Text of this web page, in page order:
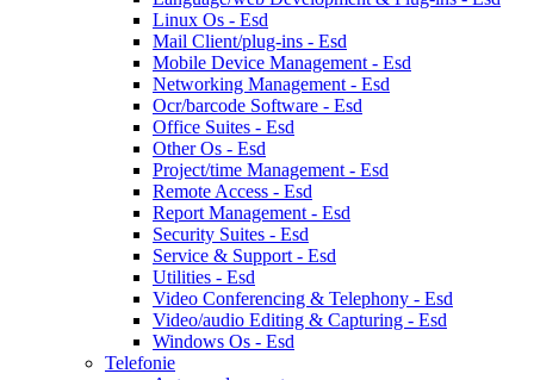
Linux Os - Esd
Mail Client/plug-ins - Esd
Mobile Device Management - Esd
Networking Management - Esd
Ocr/barcode Software - Esd
Office Suites - Esd
Other Os - Esd
Project/time Management - Esd
Remote Access - Esd
Report Management - Esd
Security Suites - Esd
Service & Support - Esd
Utilities - Esd
Video Conferencing & Telephony - Esd
Video/audio Editing & Capturing - Esd
Windows Os - Esd
Telefonie